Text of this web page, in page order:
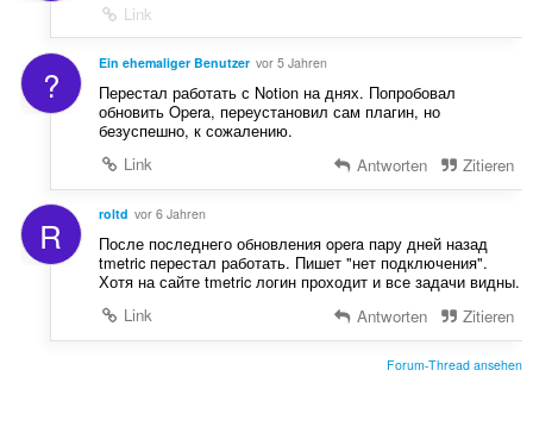
Link
? Ein ehemaliger Benutzer vor 5 Jahren
Перестал работать с Notion на днях. Попробовал
обновить Opera, переустановил сам плагин, но
безуспешно, к сожалению.
Link
Antworten Zitieren
R roltd vor 6 Jahren
После последнего обновления opera пару дней назад
tmetric перестал работать. Пишет "нет подключения".
Хотя на сайте tmetric логин проходит и все задачи видны.
Link
Antworten Zitieren
Forum-Thread ansehen